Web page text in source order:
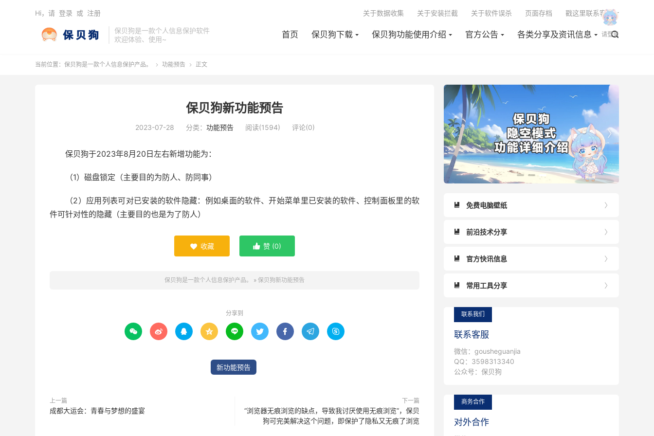
保贝狗是一款个人信息保护软件
欢迎体验、使用~
首页 保贝狗下载 保贝狗功能使用介绍 官方公告 各类分享及资讯信息 
关于数据收集 关于安装拦截 关于软件误杀 页面存档 戳这里联系客服
Hi，请 登录 或 注册
请登录
当前位置： 保贝狗是一款个人信息保护产品。  功能预告  正文
保贝狗新功能预告
2023-07-28 分类： 功能预告 阅读(1594) 评论(0)
保贝狗于2023年8月20日左右新增功能为：
（1）磁盘锁定（主要目的为防人、防同事）
（2）应用列表可对已安装的软件隐藏：例如桌面的软件、开始菜单里已安装的软件、控制面板里的软
件可针对性的隐藏（主要目的也是为了防人）
 收藏  赞 (0)
保贝狗是一款个人信息保护产品。 » 保贝狗新功能预告
分享到
        
新功能预告
上一篇
成都大运会：青春与梦想的盛宴
下一篇
“浏览器无痕浏览的缺点，导致我讨厌使用无痕浏览”，保贝
狗可完美解决这个问题，即保护了隐私又无痕了浏览



 免费电脑壁纸

 前沿技术分享

 官方快讯信息

 常用工具分享
联系我们
联系客服
微信：gousheguanjia
QQ：3598313340
公众号：保贝狗
商务合作
对外合作